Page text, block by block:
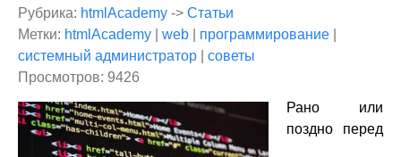
Рубрика: htmlAcademy -> Статьи
Метки: htmlAcademy web программирование
системный администратор
советы
Просмотров: 9426
Рано или
поздно перед